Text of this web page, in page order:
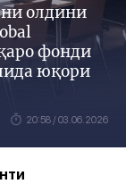
олдини
фонди
юқори
20:58 / 03.06.2026